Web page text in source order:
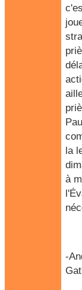
la
à
-